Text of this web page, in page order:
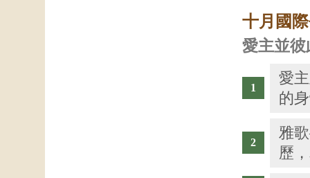
十月國
愛主並
愛
的
雅
歷